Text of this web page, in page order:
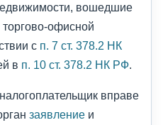
вошедшие
офисной
с п. 7 ст. 378.2 НК
в п. 10 ст. 378.2 НК РФ.
вправе
заявление и